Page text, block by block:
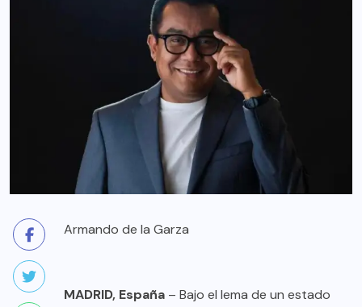
Armando de la Garza
MADRID, España – Bajo el lema de un estado